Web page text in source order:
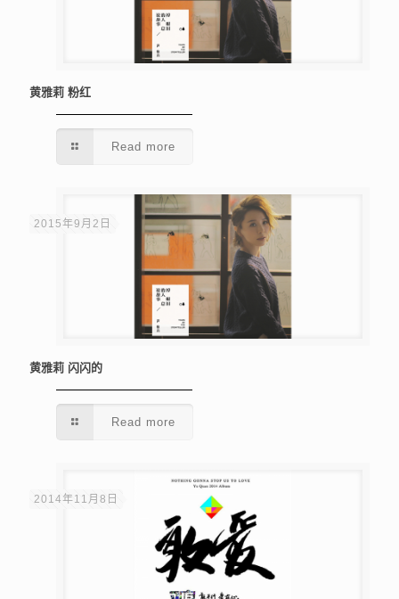
黄雅莉 粉红
Read more
2015年9月2日
黄雅莉 闪闪的
Read more
2014年11月8日